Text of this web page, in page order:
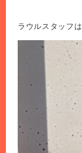
ラウルスタッフ